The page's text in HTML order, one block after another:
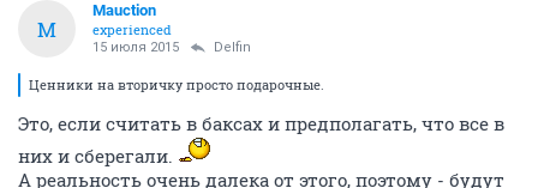
M
Mauction
experienced
15 июля 2015 Delfin
Ценники на вторичку просто подарочные.
Это, если считать в баксах и предполагать, что все в
них и сберегали.
А реальность очень далека от этого, поэтому - будут